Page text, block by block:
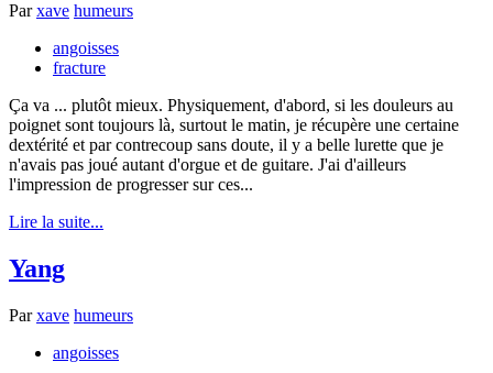
Parxave humeurs
angoisses
fracture
Ça va ... plutôt mieux. Physiquement, d'abord, si les douleurs au
poignet sont toujours là, surtout le matin, je récupère une certaine
dextérité et par contrecoup sans doute, il y a belle lurette que je
n'avais pas joué autant d'orgue et de guitare. J'ai d'ailleurs
l'impression de progresser sur ces...
Lire la suite...
Yang
Parxave humeurs
angoisses